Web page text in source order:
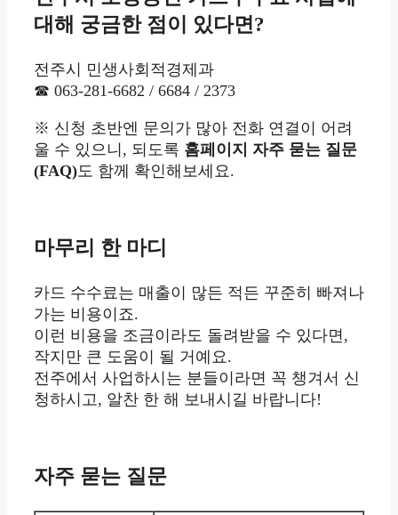
대해 궁금한 점이 있다면?
전주시 민생사회적경제과
☎ 063-281-6682 / 6684 / 2373
※ 신청 초반엔 문의가 많아 전화 연결이 어려
울 수 있으니, 되도록 홈페이지 자주 묻는 질문
(FAQ)도 함께 확인해보세요.
마무리 한 마디
카드 수수료는 매출이 많든 적든 꾸준히 빠져나
가는 비용이죠.
이런 비용을 조금이라도 돌려받을 수 있다면,
작지만 큰 도움이 될 거예요.
전주에서 사업하시는 분들이라면 꼭 챙겨서 신
청하시고, 알찬 한 해 보내시길 바랍니다!
자주 묻는 질문